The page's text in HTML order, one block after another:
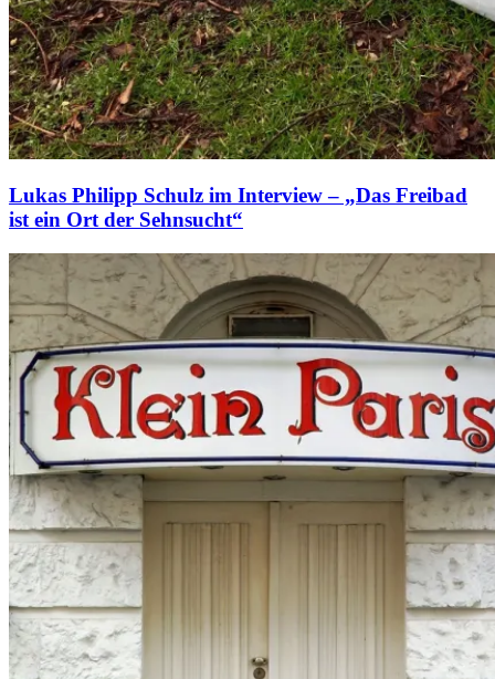
Lukas Philipp Schulz im Interview – „Das Freibad
ist ein Ort der Sehnsucht“